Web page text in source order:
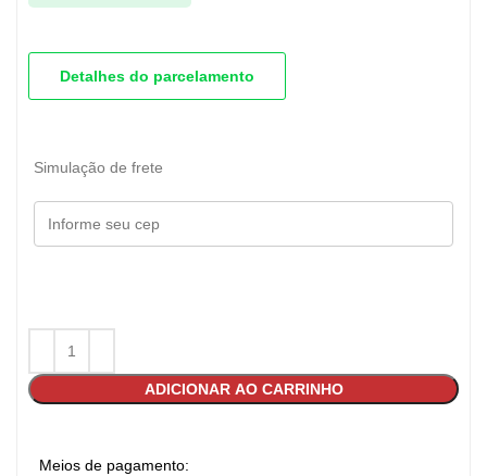
Detalhes do parcelamento
Simulação de frete
ADICIONAR AO CARRINHO
Meios de pagamento: